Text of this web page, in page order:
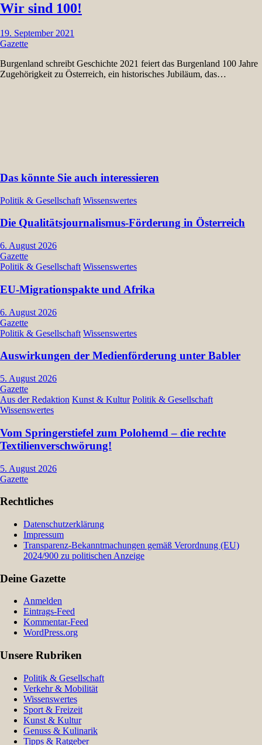
Wir sind 100!
19. September 2021
Gazette
Burgenland schreibt Geschichte 2021 feiert das Burgenland 100 Jahre
Zugehörigkeit zu Österreich, ein historisches Jubiläum, das…
Das könnte Sie auch interessieren
Politik & Gesellschaft Wissenswertes
Die Qualitätsjournalismus-Förderung in Österreich
6. August 2026
Gazette
Politik & Gesellschaft Wissenswertes
EU-Migrationspakte und Afrika
6. August 2026
Gazette
Politik & Gesellschaft Wissenswertes
Auswirkungen der Medienförderung unter Babler
5. August 2026
Gazette
Aus der Redaktion Kunst & Kultur Politik & Gesellschaft
Wissenswertes
Vom Springerstiefel zum Polohemd – die rechte
Textilienverschwörung!
5. August 2026
Gazette
Rechtliches
Datenschutzerklärung
Impressum
Transparenz-Bekanntmachungen gemäß Verordnung (EU)
2024/900 zu politischen Anzeige
Deine Gazette
Anmelden
Eintrags-Feed
Kommentar-Feed
WordPress.org
Unsere Rubriken
Politik & Gesellschaft
Verkehr & Mobilität
Wissenswertes
Sport & Freizeit
Kunst & Kultur
Genuss & Kulinarik
Tipps & Ratgeber